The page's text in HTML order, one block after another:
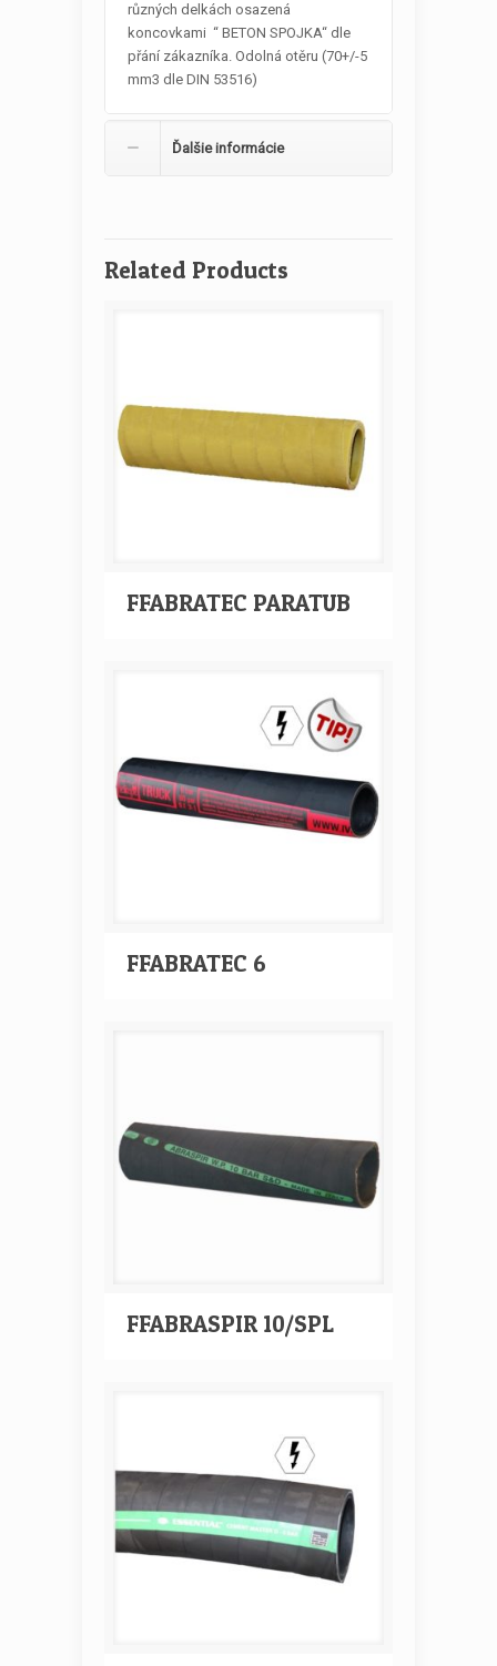
různých delkách osazená
koncovkami “ BETON SPOJKA“ dle
přání zákazníka. Odolná otěru (70+/-5
mm3 dle DIN 53516)
Ďalšie informácie
Related Products
FFABRATEC PARATUB
FFABRATEC 6
FFABRASPIR 10/SPL